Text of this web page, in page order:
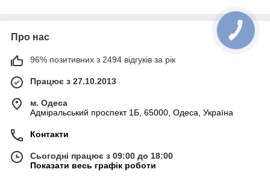
того, щоб смартфон міг повною мірою
виконувати всі покладені на нього функції, вам
обов'язково потрібно зайти в розділ загальні
аксесуари для смартфонів, де можна,
наприклад, вигіднокупити монопод
змогу зручно робити серфі в найнезвичайніших
місцях.
Уже кілька років серед молоді міцно
затвердилося поняттяSelfieShooting, яким
захоплені десятки мільйонів людей у всьому
світі.
Селфі палиця для комунікатора
обладнана зручним спусковим пристроєм, дасть
змогу зафіксувати себе в кошику повітряної кулі
Про нас
96% позитивних з 2494 відгуків за рік
Працює з 27.10.2013
м. Одеса
Адміральський проспект 1Б, 65000, Одеса, Україна
Контакти
Сьогодні працює з 09:00 до 18:00
Показати весь графік роботи